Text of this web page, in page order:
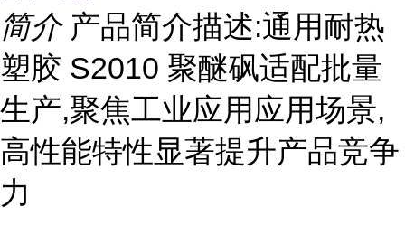
简介 产品简介描述:通用耐热
塑胶 S2010 聚醚砜适配批量
生产,聚焦工业应用应用场景,
高性能特性显著提升产品竞争
力